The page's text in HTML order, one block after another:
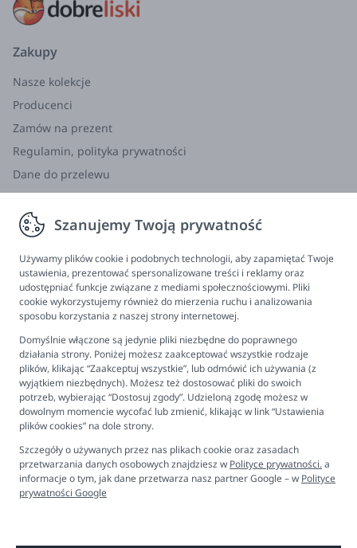
Zakupy
Nasze kolekcje
Producenci
Zamów na prezent
Regulamin, polityka prywatności
Dane do przelewu
Zwroty, wymiana, reklamacja
Informacje
Program lojalnościowy
FAQ - najczęściej zadawane pytania
Newsletter
Ustawienia plików cookies
Biuro obsługi klienta
Pon. - Pt. 9:00 - 16:00
Szanujemy Twoją prywatność
Używamy plików cookie i podobnych technologii, aby zapamiętać Twoje
ustawienia, prezentować spersonalizowane treści i reklamy oraz
udostępniać funkcje związane z mediami społecznościowymi. Pliki
cookie wykorzystujemy również do mierzenia ruchu i analizowania
sposobu korzystania z naszej strony internetowej.
Domyślnie włączone są jedynie pliki niezbędne do poprawnego
działania strony. Poniżej możesz zaakceptować wszystkie rodzaje
plików, klikając “Zaakceptuj wszystkie”, lub odmówić ich używania (z
wyjątkiem niezbędnych). Możesz też dostosować pliki do swoich
potrzeb, wybierając “Dostosuj zgody”. Udzieloną zgodę możesz w
dowolnym momencie wycofać lub zmienić, klikając w link “Ustawienia
plików cookies” na dole strony.
Szczegóły o używanych przez nas plikach cookie oraz zasadach
przetwarzania danych osobowych znajdziesz w Polityce prywatności.a
informacje o tym, jak dane przetwarza nasz partner Google – w Polityce
prywatności Google